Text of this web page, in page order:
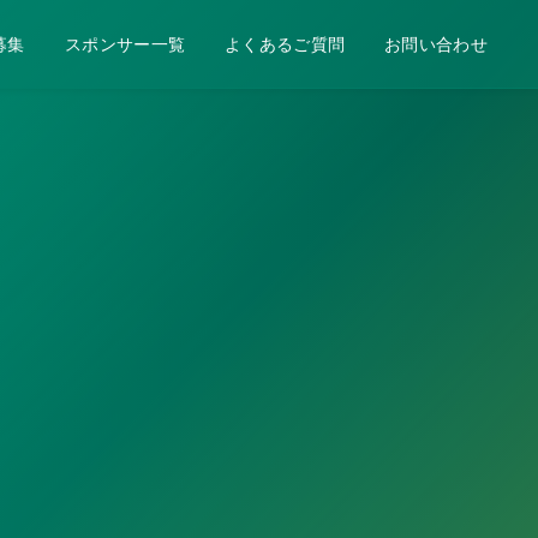
集 スポンサー一覧 よくあるご質問 お問い合わせ